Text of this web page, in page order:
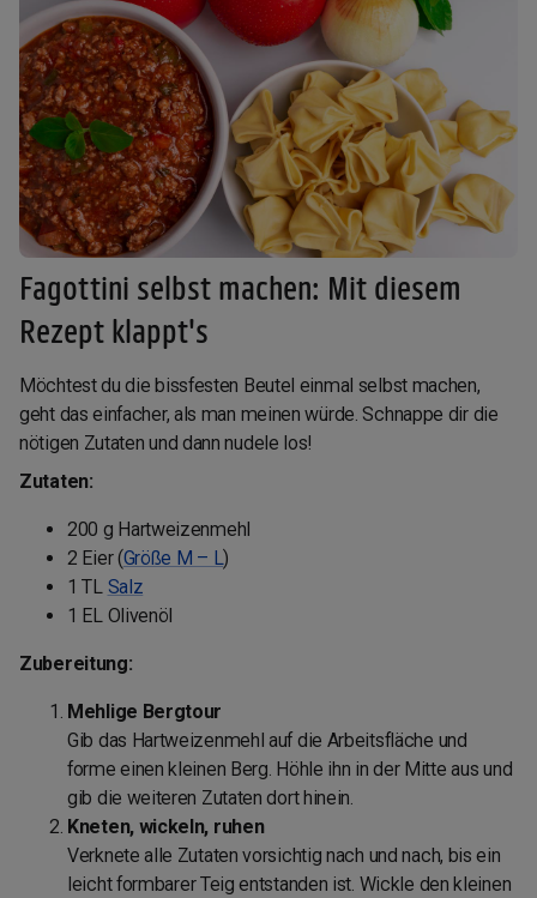
Fagottini selbst machen: Mit diesem
Rezept klappt's
Möchtest du die bissfesten Beutel einmal selbst machen,
geht das einfacher, als man meinen würde. Schnappe dir die
nötigen Zutaten und dann nudele los!
Zutaten:
200 g Hartweizenmehl
2 Eier (Größe M – L)
1 TL Salz
1 EL Olivenöl
Zubereitung:
Mehlige Bergtour
Gib das Hartweizenmehl auf die Arbeitsfläche und
forme einen kleinen Berg. Höhle ihn in der Mitte aus und
gib die weiteren Zutaten dort hinein.
Kneten, wickeln, ruhen
Verknete alle Zutaten vorsichtig nach und nach, bis ein
leicht formbarer Teig entstanden ist. Wickle den kleinen